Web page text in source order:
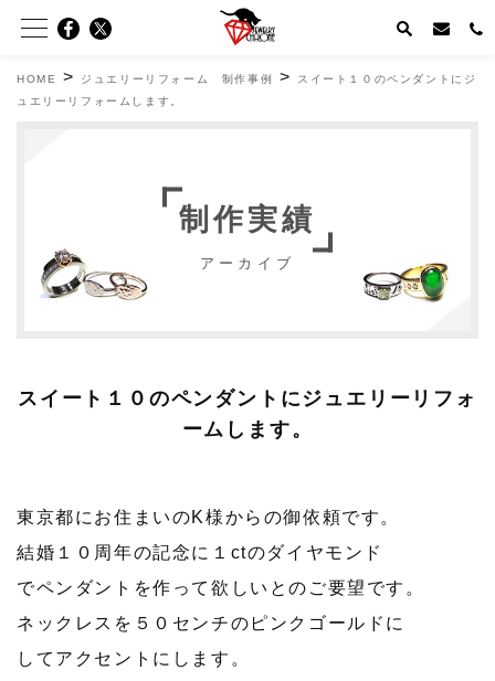
HOME > ジュエリーリフォーム 制作事例 >
スイート１０のペンダントにジ
ュエリーリフォームします。
制作実績
アーカイブ
スイート１０のペンダントにジュエリーリフォ
ームします。
東京都にお住まいのK様からの御依頼です。
結婚１０周年の記念に１ctのダイヤモンド
でペンダントを作って欲しいとのご要望です。
ネックレスを５０センチのピンクゴールドに
してアクセントにします。